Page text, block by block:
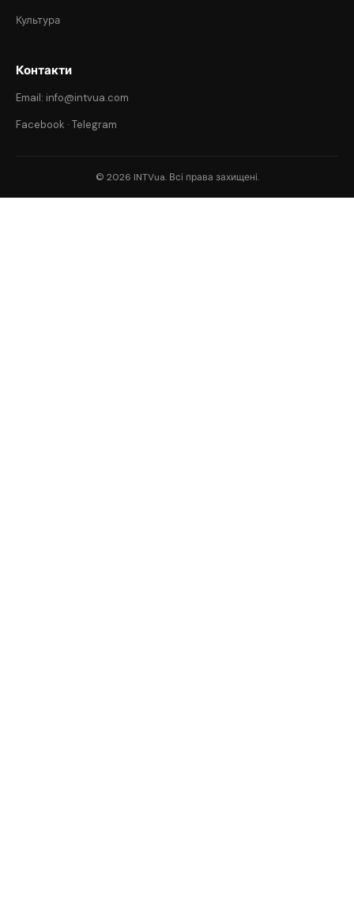
Культура
Контакти
Email: info@intvua.com
Facebook · Telegram
© 2026 INTVua. Всі права захищені.